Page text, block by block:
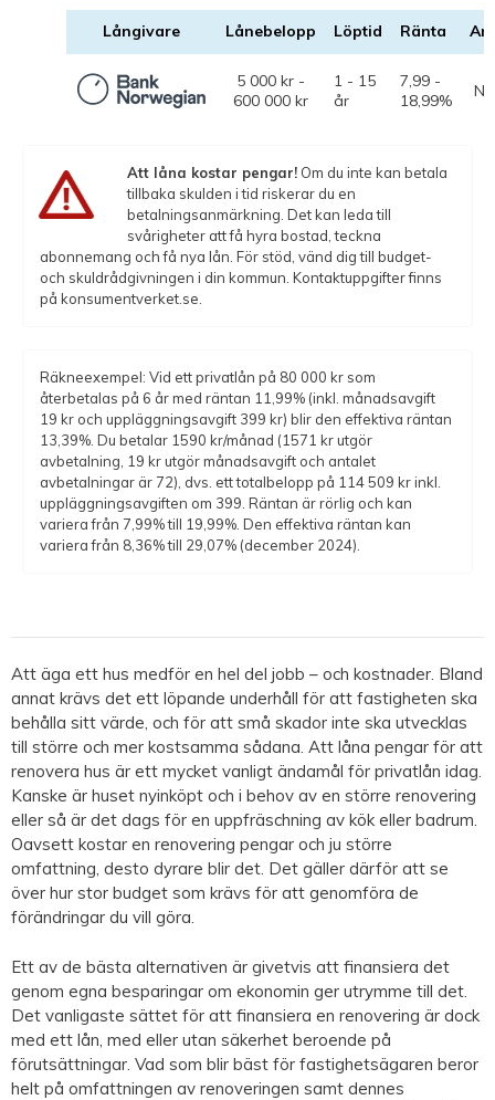
Långivare Lånebelopp Löptid Ränta
5 000 kr -
600 000 kr
1 - 15
år
7,99 -
18,99%
Att låna kostar pengar! Om du inte kan betala
tillbaka skulden i tid riskerar du en
betalningsanmärkning. Det kan leda till
svårigheter att få hyra bostad, teckna
abonnemang och få nya lån. För stöd, vänd dig till budget-
och skuldrådgivningen i din kommun. Kontaktuppgifter finns
på konsumentverket.se.
Räkneexempel: Vid ett privatlån på 80 000 kr som
återbetalas på 6 år med räntan 11,99% (inkl. månadsavgift
19 kr och uppläggningsavgift 399 kr) blir den effektiva räntan
13,39%. Du betalar 1590 kr/månad (1571 kr utgör
avbetalning, 19 kr utgör månadsavgift och antalet
avbetalningar är 72), dvs. ett totalbelopp på 114 509 kr inkl.
uppläggningsavgiften om 399. Räntan är rörlig och kan
variera från 7,99% till 19,99%. Den effektiva räntan kan
variera från 8,36% till 29,07% (december 2024).
Att äga ett hus medför en hel del jobb – och kostnader. Bland
annat krävs det ett löpande underhåll för att fastigheten ska
behålla sitt värde, och för att små skador inte ska utvecklas
till större och mer kostsamma sådana. Att låna pengar för att
renovera hus är ett mycket vanligt ändamål för privatlån idag.
Kanske är huset nyinköpt och i behov av en större renovering
eller så är det dags för en uppfräschning av kök eller badrum.
Oavsett kostar en renovering pengar och ju större
omfattning, desto dyrare blir det. Det gäller därför att se
över hur stor budget som krävs för att genomföra de
förändringar du vill göra.
Ett av de bästa alternativen är givetvis att finansiera det
genom egna besparingar om ekonomin ger utrymme till det.
Det vanligaste sättet för att finansiera en renovering är dock
med ett lån, med eller utan säkerhet beroende på
förutsättningar. Vad som blir bäst för fastighetsägaren beror
helt på omfattningen av renoveringen samt dennes